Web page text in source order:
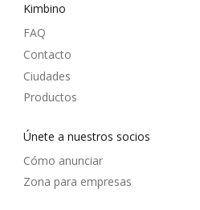
Kimbino
FAQ
Contacto
Ciudades
Productos
Únete a nuestros socios
Cómo anunciar
Zona para empresas